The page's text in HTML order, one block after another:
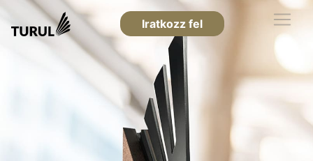
Iratkozz fel